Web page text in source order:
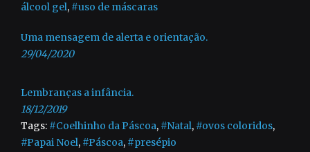
álcool gel, #uso de máscaras
Uma mensagem de alerta e orientação.
29/04/2020
Lembranças a infância.
18/12/2019
Tags: #Coelhinho da Páscoa, #Natal, #ovos coloridos,
#Papai Noel, #Páscoa, #presépio